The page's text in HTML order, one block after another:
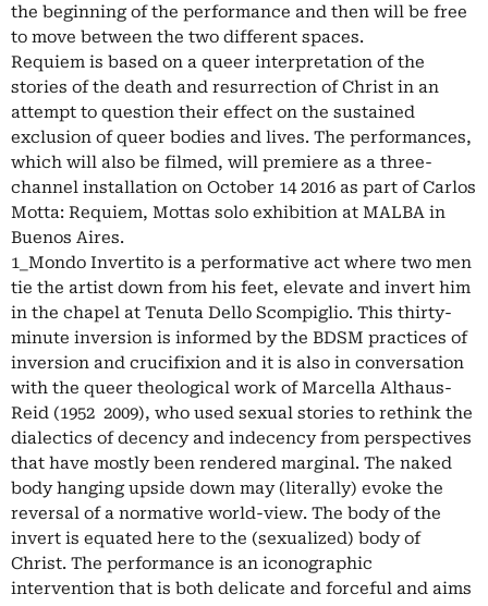
the beginning of the performance and then will be free
to move between the two different spaces.
Requiem is based on a queer interpretation of the
stories of the death and resurrection of Christ in an
attempt to question their effect on the sustained
exclusion of queer bodies and lives. The performances,
which will also be filmed, will premiere as a three-
channel installation on October 14 2016 as part of Carlos
Motta: Requiem, Mottas solo exhibition at MALBA in
Buenos Aires.
1_Mondo Invertito is a performative act where two men
tie the artist down from his feet, elevate and invert him
in the chapel at Tenuta Dello Scompiglio. This thirty-
minute inversion is informed by the BDSM practices of
inversion and crucifixion and it is also in conversation
with the queer theological work of Marcella Althaus-
Reid (1952  2009), who used sexual stories to rethink the
dialectics of decency and indecency from perspectives
that have mostly been rendered marginal. The naked
body hanging upside down may (literally) evoke the
reversal of a normative world-view. The body of the
invert is equated here to the (sexualized) body of
Christ. The performance is an iconographic
intervention that is both delicate and forceful and aims